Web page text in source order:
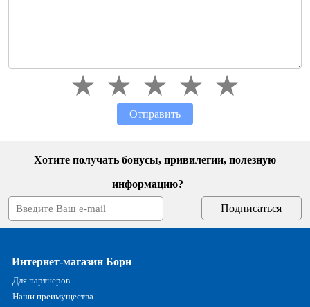
Отправить
Хотите получать бонусы, привилегии, полезную
информацию?
Интернет-магазин Борн
Для партнеров
Наши преимущества